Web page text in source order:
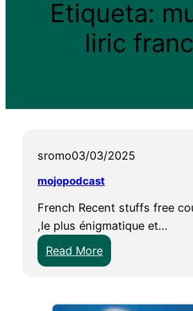
Etiqueta:
liric
sromo03/03/2025
mojopodcast
French Recent stuffs free
,le plus énigmatique et…
Read More:
m
j